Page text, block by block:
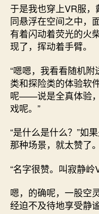
于是我也穿上VR服
同悬浮在空间之中
有着闪动着荧光的
现了，挥动着手臂。
“嗯嗯，我看看随机
类和探险类的体验软
呢——说是全真体验
戏呢。”
“是什么是什么？”如
那种场景，就太赞了。
“名字很赞。叫寂静岭
嗯，的确呢，一股空
经迫不及待地享受静